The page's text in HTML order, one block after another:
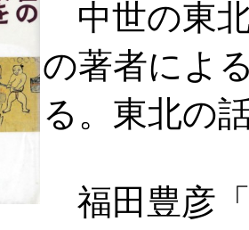
中世の東
の著者によ
る。東北の
福田豊彦